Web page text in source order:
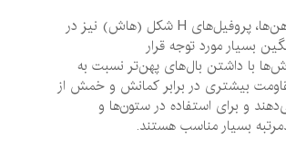
علاوه بر تیرآهن‌ها، پروفیل‌های H شکل (هاش) نیز در
مورد توجه قرار
داشتن بال‌های پهن‌تر نسبت به
بیشتری در برابر کمانش و خمش از
برای استفاده در ستون‌ها و
بسیار مناسب هستند.